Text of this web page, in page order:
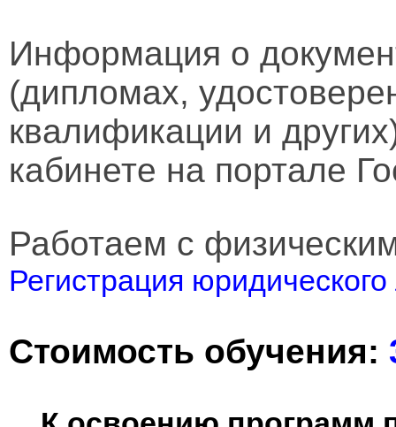
Информация о
(дипломах,
квалификации и
кабинете на портале
Работаем с
Регистрация
Стоимость обучения: